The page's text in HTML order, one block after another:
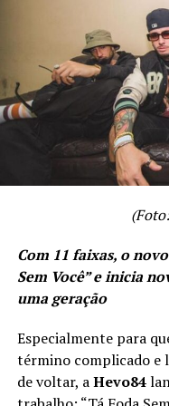
pt/artist/
Instagram:
https://
TÓPICOS RELACIONADOS
SP em evento
NÃO PERCA
“Estamos constantes
Jacobina ao receber
Planaltina (GO)
Com 11 faixas, o
Sem Você” e inicia
uma geração
Especialmente para
término complicado e
de voltar, aHevo84